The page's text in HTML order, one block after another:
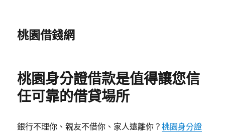
桃園借錢網
桃園身分證借款是值得讓您信
任可靠的借貸場所
銀行不理你、親友不借你、家人遠離你？桃園身分證